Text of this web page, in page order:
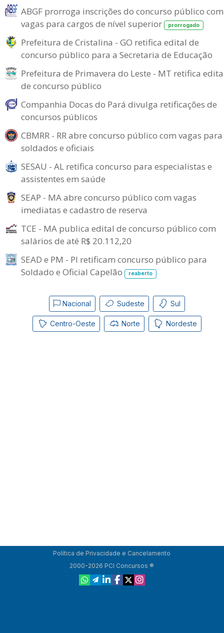
ABGF prorroga inscrições do concurso público com
vagas para cargos de nível superior
prorrogado
Prefeitura de Cristalina - GO retifica edital de
concurso público para a Secretaria de Educação
Prefeitura de Primavera do Leste - MT retifica
de concurso público
Companhia Docas do Pará divulga retificações de
concursos públicos
CBMRR - RR abre concurso público com vagas para
soldados e oficiais
SESAU - AL retifica concurso para especialistas e
assistentes em saúde
SEAP - MA abre concurso público com vagas
imediatas e cadastro de reserva
TCE - MA publica edital de concurso público com
salários de até R$ 20.112,20
SEAD e PM - PI retificam concurso público para
Soldado e Oficial Capelão
reaberto
Nacional Sudeste Sul
Centro-Oeste Norte Nordeste
Política de Privacidade e Cancelamento
2000-2026 PCI Concursos ®